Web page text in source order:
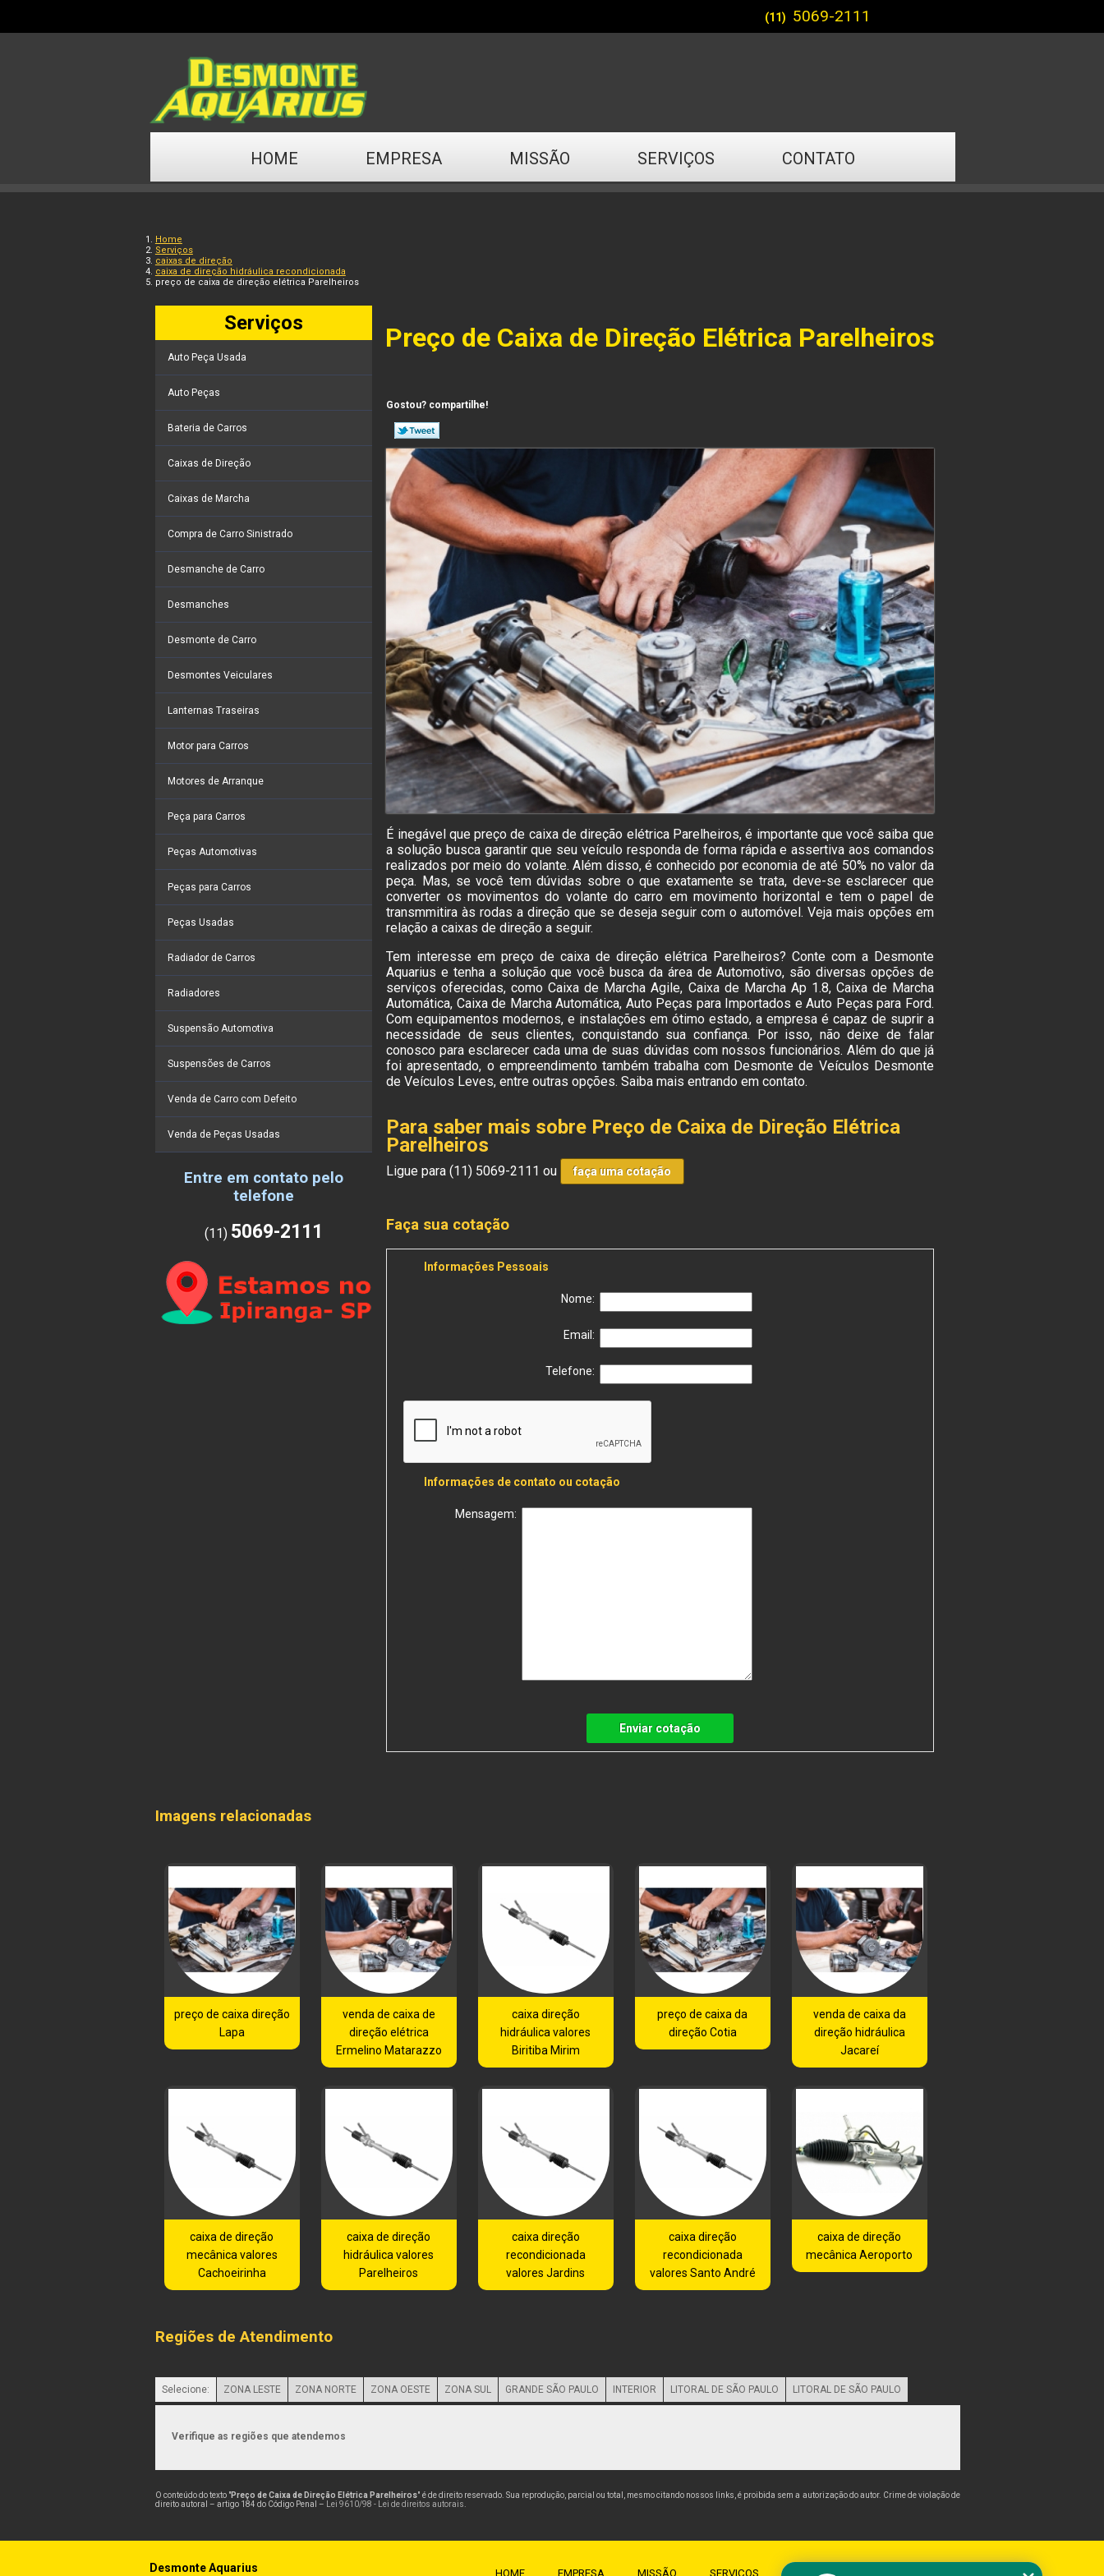
HOME EMPRESA MISSÃO SERVIÇOS CONTATO
(11) 5069-2111
Home
Serviços
caixas de direção
caixa de direção hidráulica recondicionada
preço de caixa de direção elétrica Parelheiros
Serviços
Auto Peça Usada
Auto Peças
Bateria de Carros
Caixas de Direção
Caixas de Marcha
Compra de Carro Sinistrado
Desmanche de Carro
Desmanches
Desmonte de Carro
Desmontes Veiculares
Lanternas Traseiras
Motor para Carros
Motores de Arranque
Peça para Carros
Peças Automotivas
Peças para Carros
Peças Usadas
Radiador de Carros
Radiadores
Suspensão Automotiva
Suspensões de Carros
Venda de Carro com Defeito
Venda de Peças Usadas
Entre em contato pelo
telefone
(11) 5069-2111
Preço de Caixa de Direção Elétrica Parelheiros
Gostou? compartilhe!
É inegável que preço de caixa de direção elétrica Parelheiros, é importante que você saiba que
a solução busca garantir que seu veículo responda de forma rápida e assertiva aos comandos
realizados por meio do volante. Além disso, é conhecido por economia de até 50% no valor da
peça. Mas, se você tem dúvidas sobre o que exatamente se trata, deve-se esclarecer que
converter os movimentos do volante do carro em movimento horizontal e tem o papel de
transmmitira às rodas a direção que se deseja seguir com o automóvel. Veja mais opções em
relação a caixas de direção a seguir.
Tem interesse em preço de caixa de direção elétrica Parelheiros? Conte com a Desmonte
Aquarius e tenha a solução que você busca da área de Automotivo, são diversas opções de
serviços oferecidas, como Caixa de Marcha Agile, Caixa de Marcha Ap 1.8, Caixa de Marcha
Automática, Caixa de Marcha Automática, Auto Peças para Importados e Auto Peças para Ford.
Com equipamentos modernos, e instalações em ótimo estado, a empresa é capaz de suprir a
necessidade de seus clientes, conquistando sua confiança. Por isso, não deixe de falar
conosco para esclarecer cada uma de suas dúvidas com nossos funcionários. Além do que já
foi apresentado, o empreendimento também trabalha com Desmonte de Veículos Desmonte
de Veículos Leves, entre outras opções. Saiba mais entrando em contato.
Para saber mais sobre Preço de Caixa de Direção Elétrica
Parelheiros
Ligue para(11) 5069-2111 ou faça uma cotação
Faça sua cotação
Informações Pessoais
Nome:
Email:
Telefone:
Informações de contato ou cotação
Mensagem:
Enviar cotação
Imagens relacionadas
preço de caixa direção
Lapa
venda de caixa de
direção elétrica
Ermelino Matarazzo
caixa direção
hidráulica valores
Biritiba Mirim
preço de caixa da
direção Cotia
venda de caixa da
direção hidráulica
Jacareí
caixa de direção
mecânica valores
Cachoeirinha
caixa de direção
hidráulica valores
Parelheiros
caixa direção
recondicionada
valores Jardins
caixa direção
recondicionada
valores Santo André
caixa de direção
mecânica Aeroporto
Regiões de Atendimento
Selecione: ZONA LESTE ZONA NORTE ZONA OESTE ZONA SUL GRANDE SÃO PAULO INTERIOR LITORAL DE SÃO PAULO LITORAL DE SÃO PAULO
Verifique as regiões que atendemos
O conteúdo do texto "Preço de Caixa de Direção Elétrica Parelheiros" é de direito reservado. Sua reprodução, parcial ou total, mesmo citando nossos links, é proibida sem a autorização do autor. Crime de violação de
direito autoral – artigo 184 do Código Penal –
Lei 9610/98 - Lei de direitos autorais
Desmonte Aquarius HOME EMPRESA MISSÃO SERVIÇOS CONTATO